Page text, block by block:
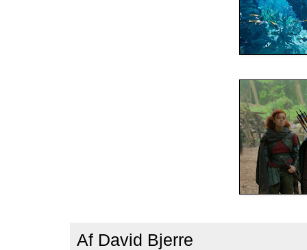
Af David Bjerre